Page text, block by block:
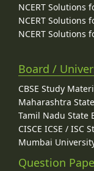
NCERT Solutions
NCERT Solutions
NCERT Solutions
Board /
CBSE Study
Maharashtra
Tamil Nadu State
CISCE ICSE / ISC
Mumbai
Question